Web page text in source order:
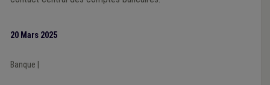
20 Mars 2025
Banque